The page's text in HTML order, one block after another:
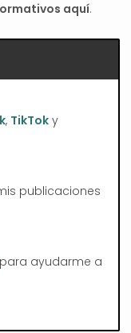
aquí.
, TikTok y
publicaciones
para ayudarme a